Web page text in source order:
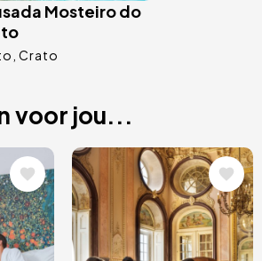
Mosteiro do
Crato
voor jou...
Afbeelding